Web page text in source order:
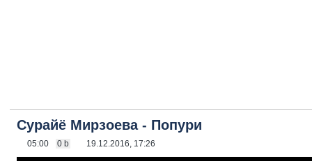
Сурайё Мирзоева - Попури
05:00 0 b 19.12.2016, 17:26